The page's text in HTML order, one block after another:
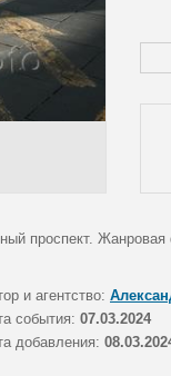
проспект.
и агентство:
события: 07.03.2024
добавления: